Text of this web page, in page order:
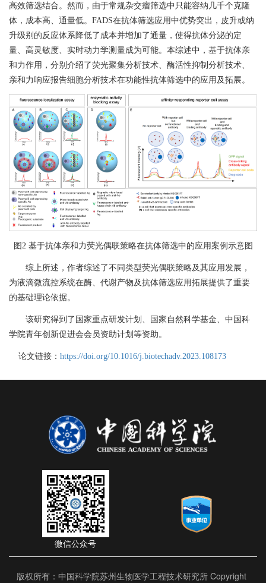
高效筛选结合。然而，由于常规杂交瘤筛选中只能容纳几千个克隆
体，成本高、通量低。 FADS在抗体筛选应用中优势突出，皮升或纳
升级别的反应体系降低了成本并增加了通量，使得抗体分泌的定
量、高灵敏度、实时动力学测量成为可能。本综述中，基于抗体亲
和力作用，分别介绍了荧光聚集分析技术、酶活性抑制分析技术、
亲和力响应报告细胞分析技术在功能性抗体筛选中的应用及拓展。
图 2 基于抗体亲和力荧光偶联策略在抗体筛选中的应用案例示意图
综上所述，作者综述了不同类型荧光偶联策略及其应用发展，
为液滴微流控系统在酶、代谢产物及抗体筛选应用拓展提供了重要
的基础理论依据。
该研究得到了国家重点研发计划、国家自然科学基金、中国科
学院青年创新促进会会员资助计划等资助。
论文链接： https://doi.org/10.1016/j.biotechadv.2023.108173
微信公众号
版权所有：中国科学院苏州生物医学工程技术研究所 Copyright